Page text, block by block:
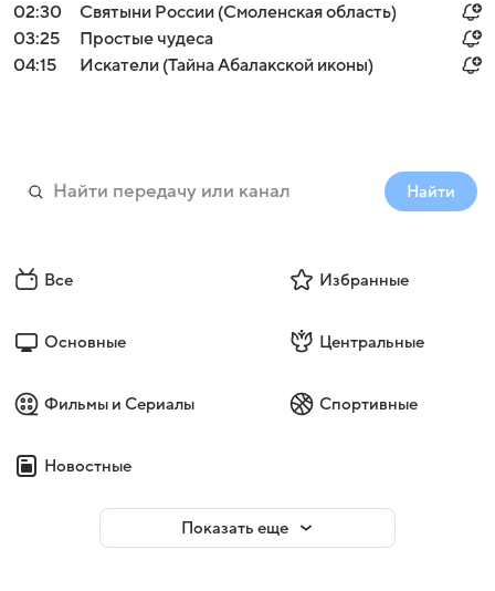
02:30
Святыни России (Смоленская область)
03:25
Простые чудеса
04:15
Искатели (Тайна Абалакской иконы)
Найти
Все Избранные
Основные Центральные
Фильмы и Сериалы Спортивные
Новостные
Показать еще